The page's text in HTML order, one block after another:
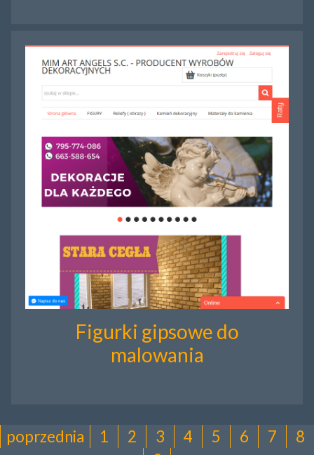
Figurki gipsowe do
malowania
poprzednia 1 2 3 4 5 6 7
8